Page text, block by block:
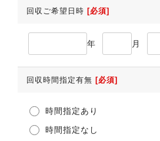
回収ご希望日時 [必須]
年 月
回収時間指定有無 [必須]
時間指定あり
時間指定なし